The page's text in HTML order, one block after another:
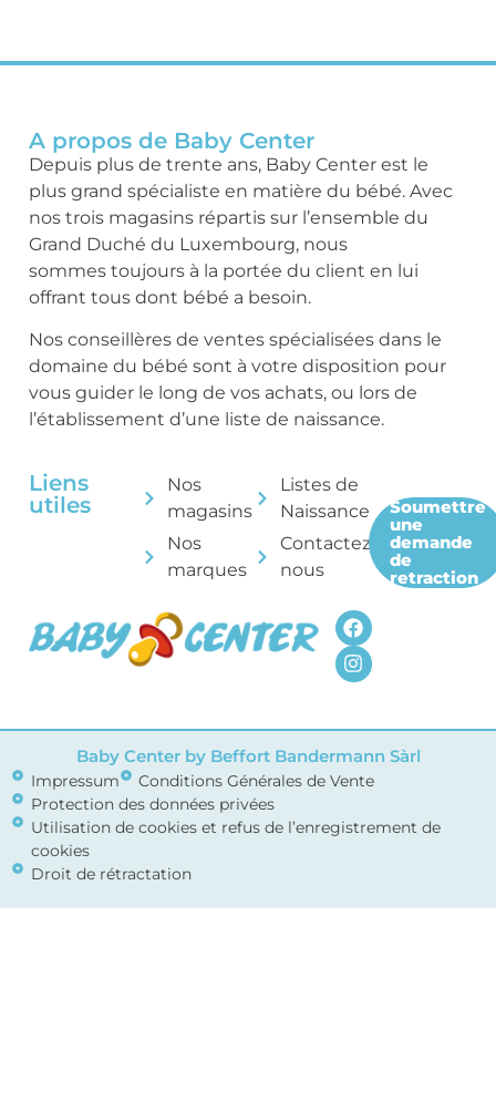
A propos de Baby Center
Depuis plus de trente ans, Baby Center est le
plus grand spécialiste en matière du bébé. Avec
nos trois magasins répartis sur l’ensemble du
Grand Duché du Luxembourg, nous
sommes toujours à la portée du client en lui
offrant tous dont bébé a besoin.
Nos conseillères de ventes spécialisées dans le
domaine du bébé sont à votre disposition pour
vous guider le long de vos achats, ou lors de
l’établissement d’une liste de naissance.
Liens
utiles
Nos
magasins
Nos
marques
Listes de
Naissance
Contactez-
nous
Soumettre
une
demande
de
retraction
Baby Center by Beffort Bandermann Sàrl
Impressum
Conditions Générales de Vente
Protection des données privées
Utilisation de cookies et refus de l’enregistrement de
cookies
Droit de rétractation